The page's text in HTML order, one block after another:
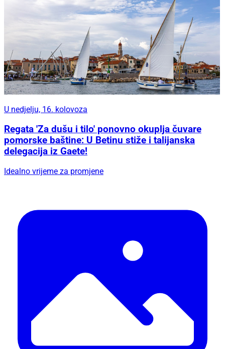
U nedjelju, 16. kolovoza
Regata 'Za dušu i tilo' ponovno okuplja čuvare
pomorske baštine: U Betinu stiže i talijanska
delegacija iz Gaete!
Idealno vrijeme za promjene